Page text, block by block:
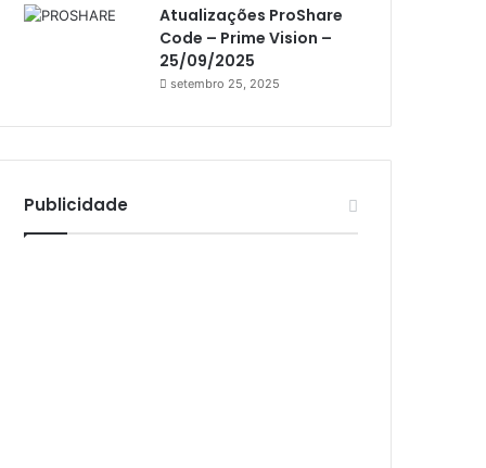
Athomics S3
Athomics T3
ATV
Atualizações ProShare
Code – Prime Vision –
25/09/2025
setembro 25, 2025
Publicidade